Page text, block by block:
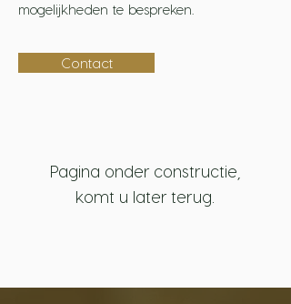
mogelijkheden te bespreken.
Contact
Pagina onder constructie,
komt u later terug.